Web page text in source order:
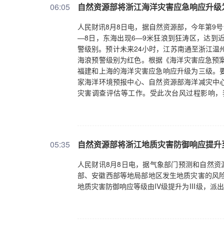
06:05 自然资源部将浙江海洋灾害应急响应升
人民财讯8月8日电，据自然资源部，今年第9
—8日，东海出现6—9米狂浪到狂涛区，达到
警级别。预计未来24小时，江苏南通至浙江
海浪预警级别为红色。根据《海洋灾害应急
福建和上海的海洋灾害应急响应升级为三级
家海洋环境预报中心、自然资源部海洋减灾
灾害调查评估等工作。受此次台风过程影响
05:35 自然资源部将浙江地质灾害防御响应提
人民财讯8月8日电，据气象部门预测和自然
部、安徽西部等地局部地区发生地质灾害的
地质灾害防御响应等级由IV级提升为Ⅲ级，派